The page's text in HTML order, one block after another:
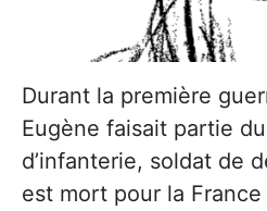
Durant la première
Eugène faisait partie
d’infanterie, soldat de
est mort pour la France